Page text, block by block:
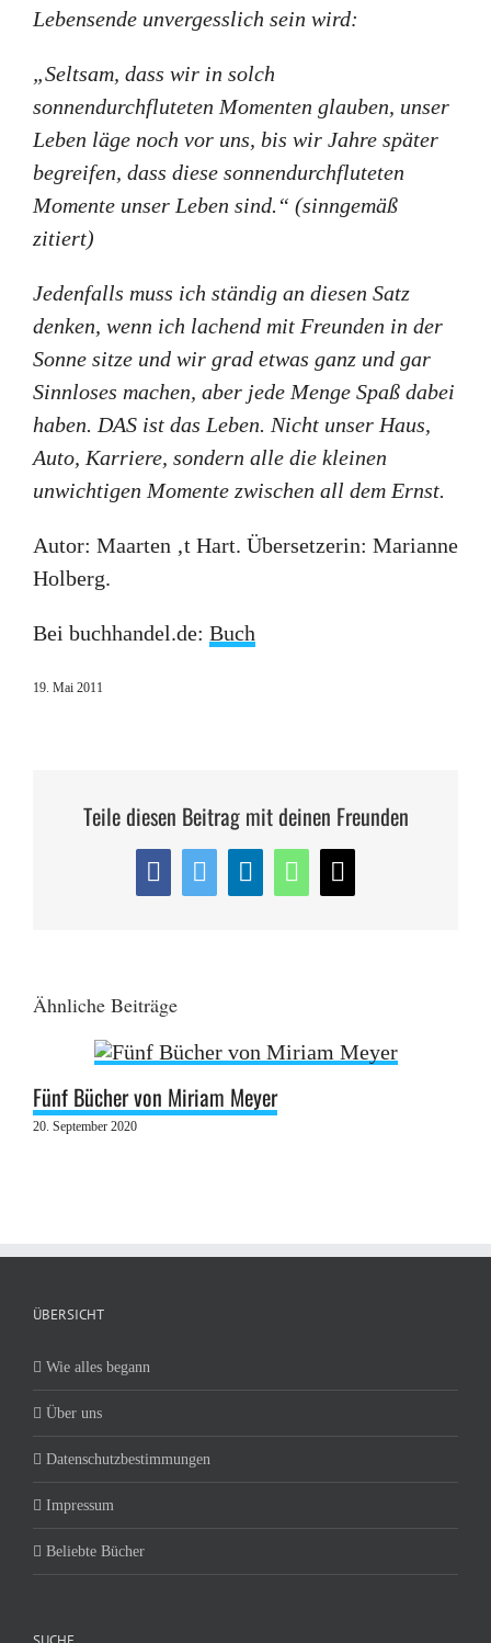
Lebensende unvergesslich sein wird:
„Seltsam, dass wir in solch
sonnendurchfluteten Momenten glauben, unser
Leben läge noch vor uns, bis wir Jahre später
begreifen, dass diese sonnendurchfluteten
Momente unser Leben sind.“ (sinngemäß
zitiert)
Jedenfalls muss ich ständig an diesen Satz
denken, wenn ich lachend mit Freunden in der
Sonne sitze und wir grad etwas ganz und gar
Sinnloses machen, aber jede Menge Spaß dabei
haben. DAS ist das Leben. Nicht unser Haus,
Auto, Karriere, sondern alle die kleinen
unwichtigen Momente zwischen all dem Ernst.
Autor: Maarten ‚t Hart. Übersetzerin: Marianne
Holberg.
Bei buchhandel.de: Buch
19. Mai 2011
Teile diesen Beitrag mit deinen Freunden
Facebook
TwitterLinkedIn
WhatsApp
E-
Ähnliche Beiträge
Fünf Bücher von Miriam Meyer
20. September 2020
ÜBERSICHT
Wie alles begann
Über uns
Datenschutzbestimmungen
Impressum
Beliebte Bücher